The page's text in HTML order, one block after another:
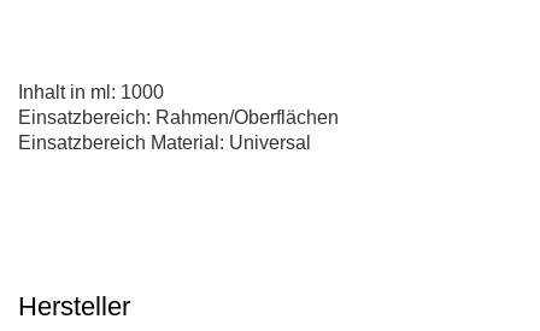
Inhalt in ml: 1000
Einsatzbereich: Rahmen/Oberflächen
Einsatzbereich Material: Universal
Hersteller